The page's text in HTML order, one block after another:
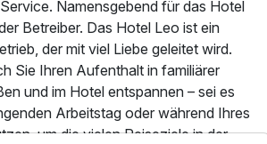
p.P. ab191,00 €
Namensgebend für das Hotel
Betreiber. Das Hotel Leo ist ein
der mit viel Liebe geleitet wird.
Sie Ihren Aufenthalt in familiärer
und im Hotel entspannen – sei es
Arbeitstag oder während Ihres
um die vielen Reiseziele in der